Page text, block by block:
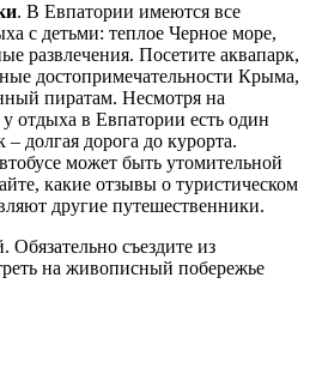
. В Евпатории имеются все
с детьми: теплое Черное море,
развлечения. Посетите аквапарк,
достопримечательности Крыма,
пиратам. Несмотря на
отдыха в Евпатории есть один
долгая дорога до курорта.
может быть утомительной
какие отзывы о туристическом
другие путешественники.
съездите из
на живописный побережье